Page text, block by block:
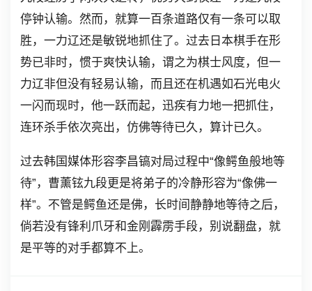
停钟认输。然而，就算一百条道路仅有一条可以取
胜，一力辽还是敏锐地抓住了。过去日本棋手在形
势已非时，惯于爽快认输，谓之为棋士风度，但一
力辽非但没有轻易认输，而且还在机遇如石光电火
一闪而现时，他一跃而起，迅疾有力地一把抓住，
连环杀手依次亮出，仿佛等待已久，算计已久。
过去韩国媒体形容李昌镐对局过程中“像鳄鱼般地等
待”，曹薰铉九段更是将弟子的冷静形容为“像佛一
样”。不管是鳄鱼还是佛，长时间静静地等待之后，
倘若没有锋利爪牙和金刚霹雳手段，别说翻盘，就
是平等的对手都算不上。